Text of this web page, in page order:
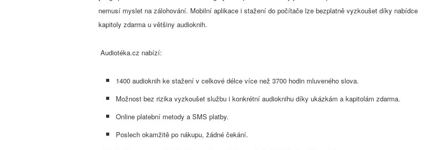
nemusí myslet na zálohování. Mobilní aplikace i stažení do počítače lze bezplatně vyzkoušet díky nabídce
kapitoly zdarma u většiny audioknih.
Audiotéka.cz nabízí:
1400 audioknih ke stažení v celkové délce více než 3700 hodin mluveného slova.
Možnost bez rizika vyzkoušet službu i konkrétní audioknihu díky ukázkám a kapitolám zdarma.
Online platební metody a SMS platby.
Poslech okamžitě po nákupu, žádné čekání.